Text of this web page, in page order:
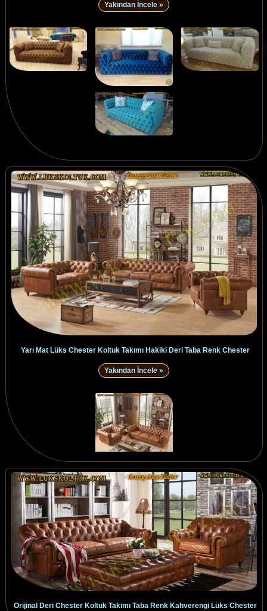
Yakından İncele »
Yarı Mat Lüks Chester Koltuk Takımı Hakiki Deri Taba Renk Chester
Yakından İncele »
Orijinal Deri Chester Koltuk Takımı Taba Renk Kahverengi Lüks Chester